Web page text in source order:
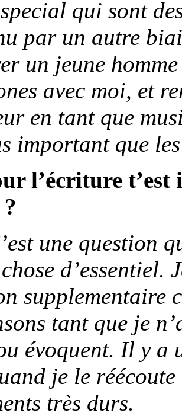
qui sont
par un autre
un jeune
avec moi, et
en tant que
important que
l’écriture
une question
d’essentiel.
supplementaire
tant que je
évoquent. Il y a
je le
très durs.